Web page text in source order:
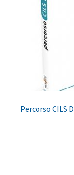
Percorso CILS